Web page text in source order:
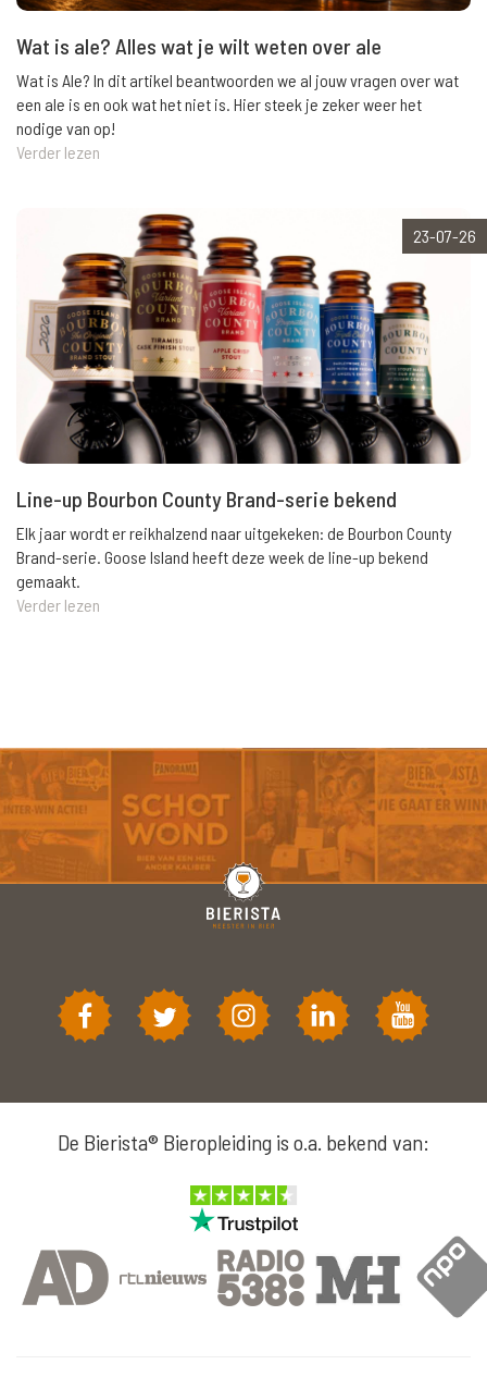
Wat is ale? Alles wat je wilt weten over ale
Wat is Ale? In dit artikel beantwoorden we al jouw vragen over wat
een ale is en ook wat het niet is. Hier steek je zeker weer het
nodige van op!
Verder lezen
23-07-26
Line-up Bourbon County Brand-serie bekend
Elk jaar wordt er reikhalzend naar uitgekeken: de Bourbon County
Brand-serie. Goose Island heeft deze week de line-up bekend
gemaakt.
Verder lezen
De Bierista® Bieropleiding is o.a. bekend van: